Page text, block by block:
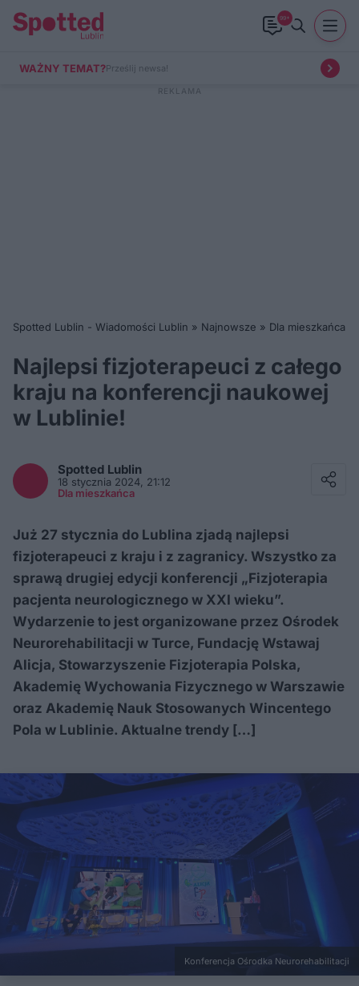
99+
WAŻNY TEMAT?Prześlij newsa!
Spotted Lublin - Wiadomości Lublin » Najnowsze » Dla mieszkańca
Najlepsi fizjoterapeuci z całego
kraju na konferencji naukowej
w Lublinie!
Spotted Lublin
18 stycznia 2024, 21:12
Dla mieszkańca
Już 27 stycznia do Lublina zjadą najlepsi
fizjoterapeuci z kraju i z zagranicy. Wszystko za
sprawą drugiej edycji konferencji „Fizjoterapia
pacjenta neurologicznego w XXI wieku”.
Wydarzenie to jest organizowane przez Ośrodek
Neurorehabilitacji w Turce, Fundację Wstawaj
Alicja, Stowarzyszenie Fizjoterapia Polska,
Akademię Wychowania Fizycznego w Warszawie
oraz Akademię Nauk Stosowanych Wincentego
Pola w Lublinie. Aktualne trendy […]
Konferencja Ośrodka Neurorehabilitacji